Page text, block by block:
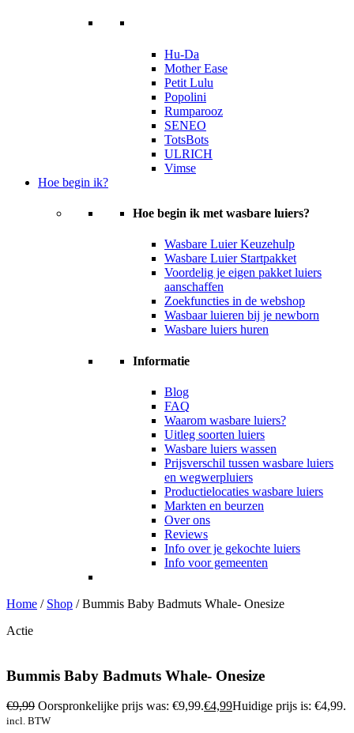
Hu-Da
Mother Ease
Petit Lulu
Popolini
Rumparooz
SENEO
TotsBots
ULRICH
Vimse
Hoe begin ik?
Hoe begin ik met wasbare luiers?
Wasbare Luier Keuzehulp
Wasbare Luier Startpakket
Voordelig je eigen pakket luiers
aanschaffen
Zoekfuncties in de webshop
Wasbaar luieren bij je newborn
Wasbare luiers huren
Informatie
Blog
FAQ
Waarom wasbare luiers?
Uitleg soorten luiers
Wasbare luiers wassen
Prijsverschil tussen wasbare luiers
en wegwerpluiers
Productielocaties wasbare luiers
Markten en beurzen
Over ons
Reviews
Info over je gekochte luiers
Info voor gemeenten
Home / Shop /Bummis Baby Badmuts Whale- Onesize
Actie
Bummis Baby Badmuts Whale- Onesize
€9,99 Oorspronkelijke prijs was: €9,99.€4,99Huidige prijs is: €4,99.
incl. BTW